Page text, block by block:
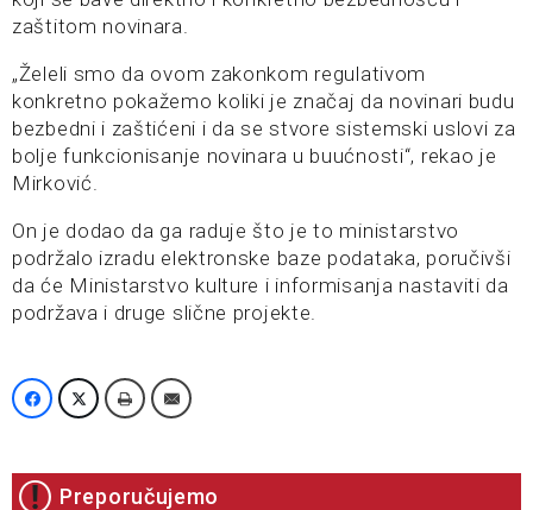
zaštitom novinara.
„Želeli smo da ovom zakonkom regulativom
konkretno pokažemo koliki je značaj da novinari budu
bezbedni i zaštićeni i da se stvore sistemski uslovi za
bolje funkcionisanje novinara u buućnosti“, rekao je
Mirković.
On je dodao da ga raduje što je to ministarstvo
podržalo izradu elektronske baze podataka, poručivši
da će Ministarstvo kulture i informisanja nastaviti da
podržava i druge slične projekte.
Preporučujemo